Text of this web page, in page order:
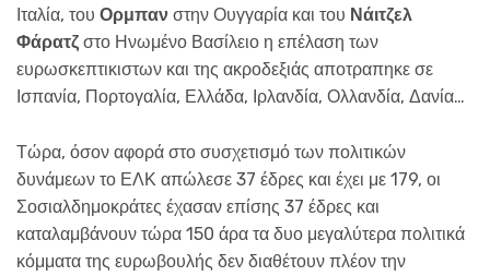
Ιταλία, του Ορμπαν στην Ουγγαρία και του Νάιτζελ
Φάρατζ στο Ηνωμένο Βασίλειο η επέλαση των
ευρωσκεπτικιστων και της ακροδεξιάς αποτραπηκε σε
Ισπανία, Πορτογαλία, Ελλάδα, Ιρλανδία, Ολλανδία, Δανία…
Τώρα, όσον αφορά στο συσχετισμό των πολιτικών
δυνάμεων το ΕΛΚ απώλεσε 37 έδρες και έχει με 179, οι
Σοσιαλδημοκράτες έχασαν επίσης 37 έδρες και
καταλαμβάνουν τώρα 150 άρα τα δυο μεγαλύτερα πολιτικά
κόμματα της ευρωβουλής δεν διαθέτουν πλέον την